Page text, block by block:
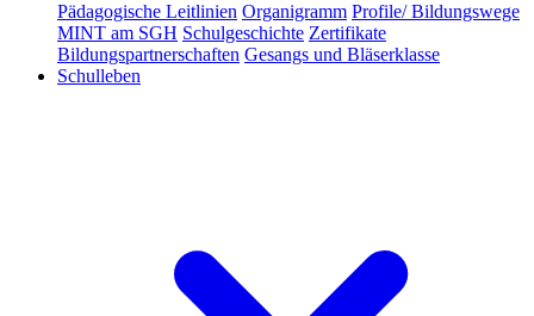
Pädagogische Leitlinien Organigramm Profile/ Bildungswege
MINT am SGH Schulgeschichte Zertifikate
Bildungspartnerschaften Gesangs und Bläserklasse
Schulleben